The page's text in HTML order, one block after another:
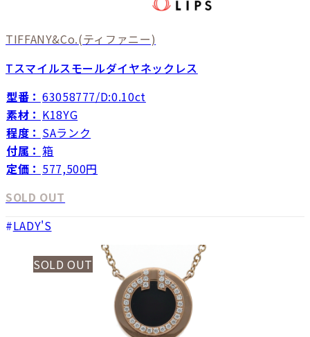
TIFFANY&Co.(ティファニー)
Tスマイルスモールダイヤネックレス
型番： 63058777/D:0.10ct
素材： K18YG
程度： SAランク
付属： 箱
定価： 577,500円
SOLD OUT
LADY'S
SOLD OUT